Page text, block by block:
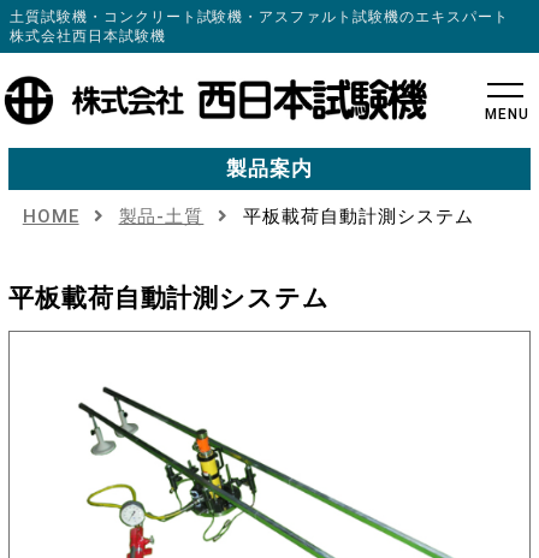
土質試験機・コンクリート試験機・アスファルト試験機のエキスパート
株式会社西日本試験機
MENU
製品案内
HOME 製品-土質 平板載荷自動計測システム
平板載荷自動計測システム